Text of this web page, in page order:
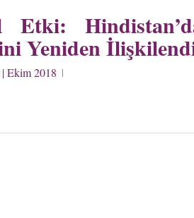
Etki:
Yeniden
| Ekim 2018